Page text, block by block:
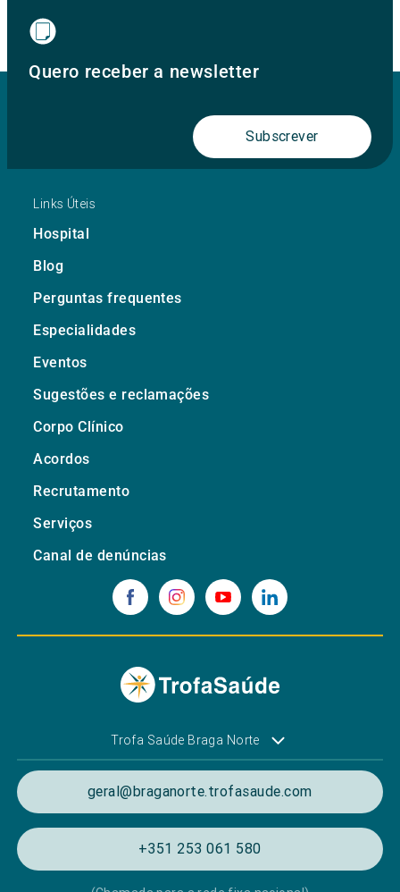
Quero receber a newsletter
Subscrever
Links Úteis
Hospital
Blog
Perguntas frequentes
Especialidades
Eventos
Sugestões e reclamações
Corpo Clínico
Acordos
Recrutamento
Serviços
Canal de denúncias
Trofa Saúde Braga Norte
geral@braganorte.trofasaude.com
+351 253 061 580